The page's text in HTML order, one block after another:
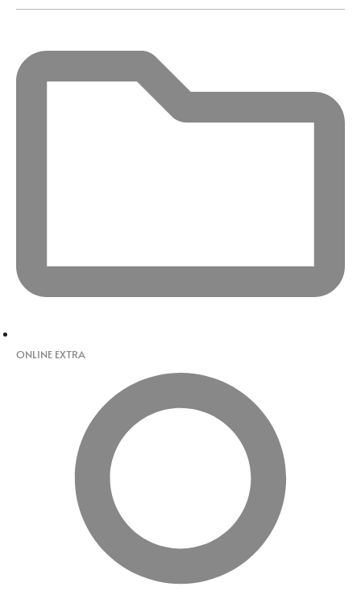
ONLINE EXTRA